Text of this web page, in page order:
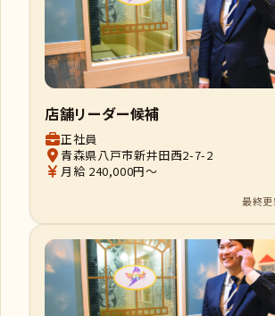
店舗リーダー候補
正社員
青森県八戸市新井田西2-7-2
月給 240,000円～
最終